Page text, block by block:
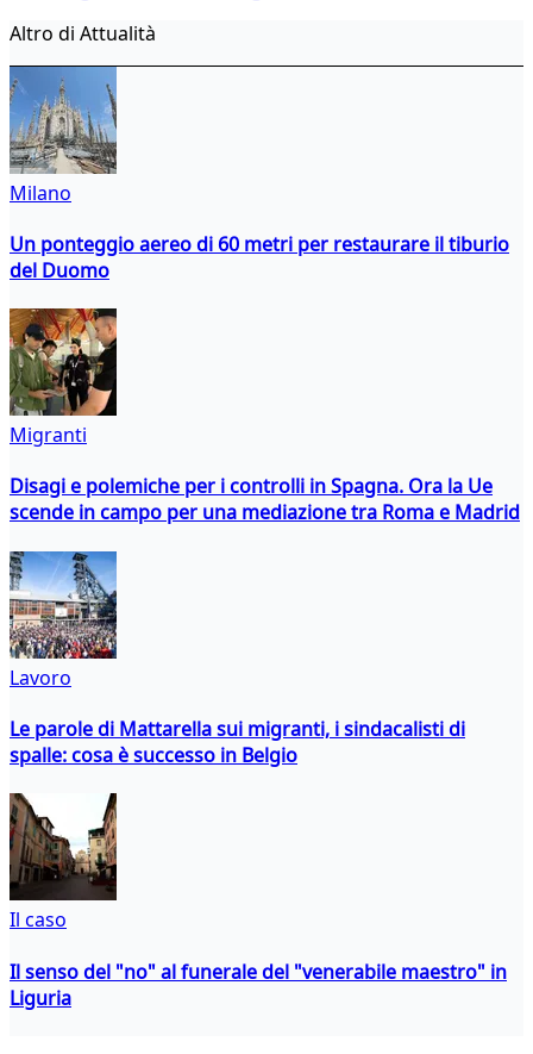
Altro di Attualità
Milano
Un ponteggio aereo di 60 metri per restaurare il tiburio
del Duomo
Migranti
Disagi e polemiche per i controlli in Spagna. Ora la Ue
scende in campo per una mediazione tra Roma e Madrid
Lavoro
Le parole di Mattarella sui migranti, i sindacalisti di
spalle: cosa è successo in Belgio
Il caso
Il senso del "no" al funerale del "venerabile maestro" in
Liguria